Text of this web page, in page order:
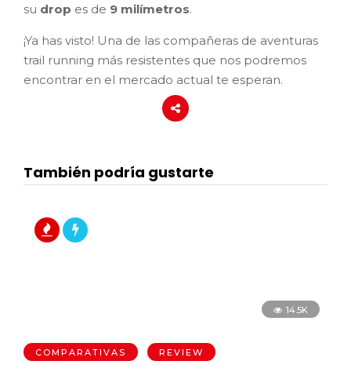
su drop es de 9 milímetros.
¡Ya has visto! Una de las compañeras de aventuras
trail running más resistentes que nos podremos
encontrar en el mercado actual te esperan.
También podría gustarte
14.5K
COMPARATIVAS REVIEW